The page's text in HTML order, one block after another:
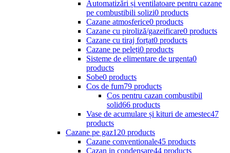
Automatizări și ventilatoare pentru cazane
pe combustibili solizi0 products
Cazane atmosferice0 products
Cazane cu piroliză/gazeificare0 products
Cazane cu tiraj forțat0 products
Cazane pe peleți0 products
Sisteme de elimentare de urgenta0
products
Sobe0 products
Cos de fum79 products
Cos pentru cazan combustibil
solid66 products
Vase de acumulare și kituri de amestec47
products
Cazane pe gaz120 products
Cazane conventionale45 products
Cazan in condensare44 products